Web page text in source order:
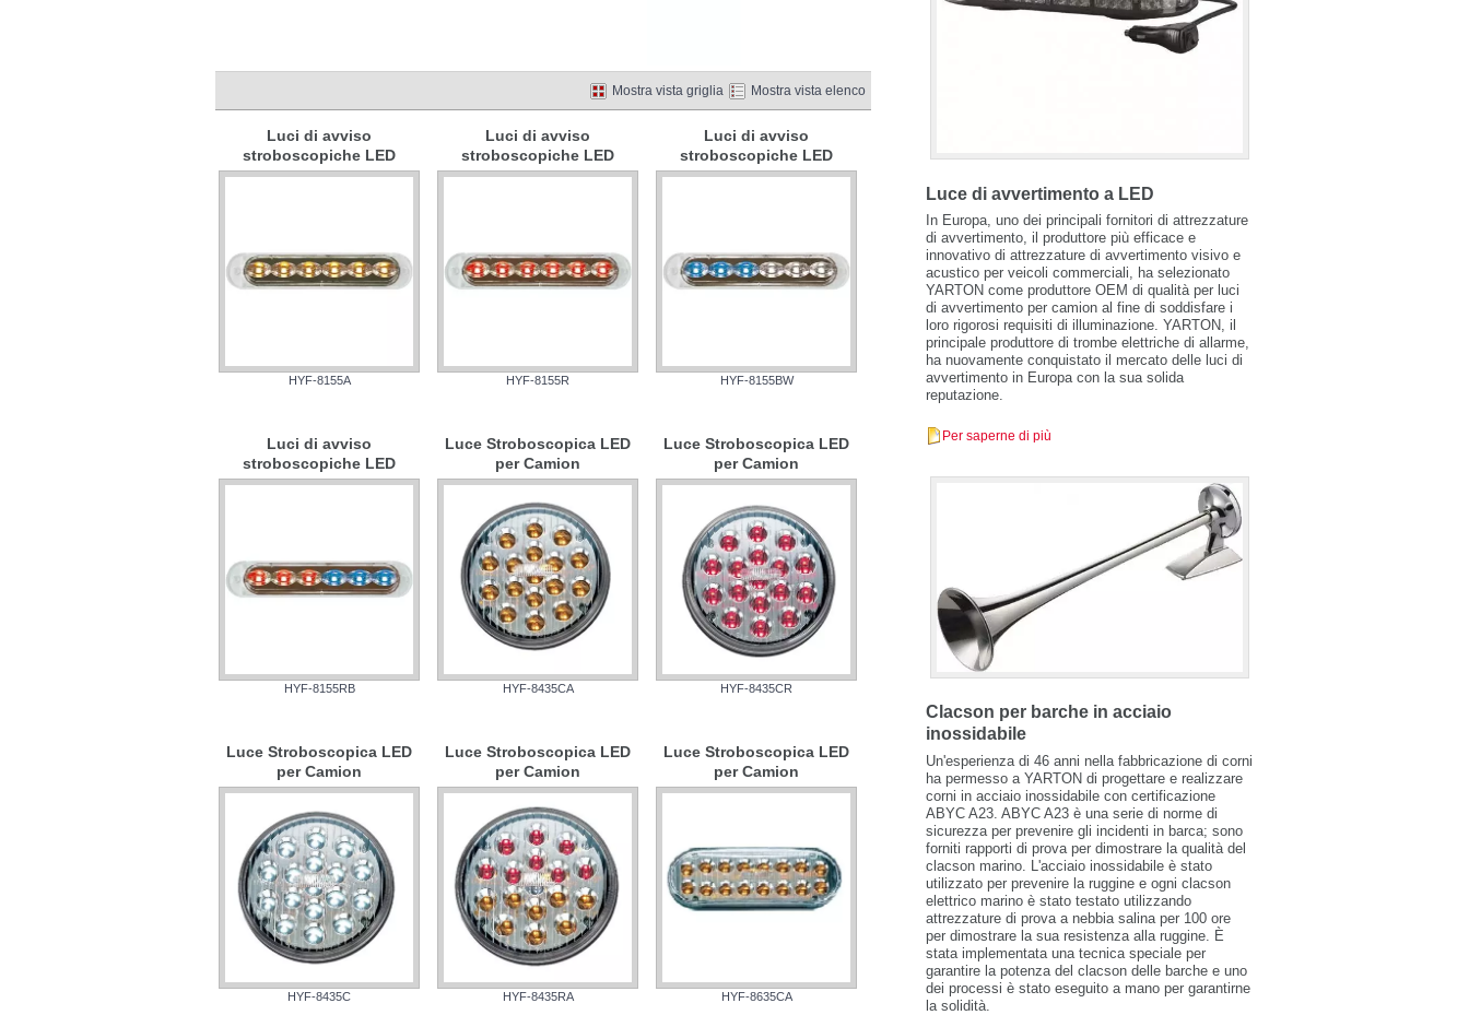
Mostra vista elenco
Mostra vista griglia
Luci di avviso
stroboscopiche LED
HYF-8155A
Luci di avviso
stroboscopiche LED
HYF-8155R
Luci di avviso
stroboscopiche LED
HYF-8155BW
Luci di avviso
stroboscopiche LED
HYF-8155RB
Luce Stroboscopica LED
per Camion
HYF-8435CA
Luce Stroboscopica LED
per Camion
HYF-8435CR
Luce Stroboscopica LED
per Camion
HYF-8435C
Luce Stroboscopica LED
per Camion
HYF-8435RA
Luce Stroboscopica LED
per Camion
HYF-8635CA
Luce di avvertimento a LED
In Europa, uno dei principali fornitori di attrezzature
di avvertimento, il produttore più efficace e
innovativo di attrezzature di avvertimento visivo e
acustico per veicoli commerciali, ha selezionato
YARTON come produttore OEM di qualità per luci
di avvertimento per camion al fine di soddisfare i
loro rigorosi requisiti di illuminazione. YARTON, il
principale produttore di trombe elettriche di allarme,
ha nuovamente conquistato il mercato delle luci di
avvertimento in Europa con la sua solida
reputazione.
Per saperne di più
Clacson per barche in acciaio
inossidabile
Un'esperienza di 46 anni nella fabbricazione di corni
ha permesso a YARTON di progettare e realizzare
corni in acciaio inossidabile con certificazione
ABYC A23. ABYC A23 è una serie di norme di
sicurezza per prevenire gli incidenti in barca; sono
forniti rapporti di prova per dimostrare la qualità del
clacson marino. L'acciaio inossidabile è stato
utilizzato per prevenire la ruggine e ogni clacson
elettrico marino è stato testato utilizzando
attrezzature di prova a nebbia salina per 100 ore
per dimostrare la sua resistenza alla ruggine. È
stata implementata una tecnica speciale per
garantire la potenza del clacson delle barche e uno
dei processi è stato eseguito a mano per garantirne
la solidità.